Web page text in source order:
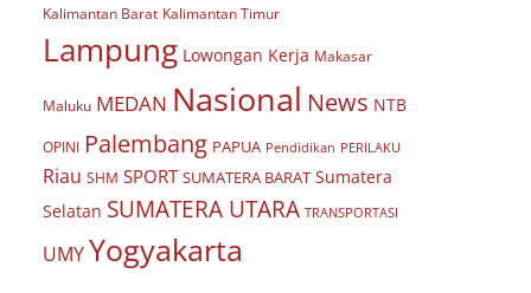
Kalimantan Barat Kalimantan Timur
Lampung Lowongan Kerja Makasar
Maluku MEDAN Nasional News NTB
OPINI Palembang PAPUA Pendidikan PERILAKU
Riau SHM SPORT SUMATERA BARAT Sumatera
Selatan SUMATERA UTARA TRANSPORTASI
UMYYogyakarta